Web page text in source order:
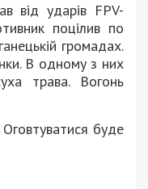
від ударів FPV-
поцілив по
громадах.
В одному з них
трава. Вогонь
буде